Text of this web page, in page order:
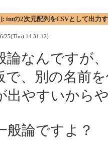
intの2次元配列をCSVとして出力
25(Thu) 14:31:12)
論なんですが、
で、別の名前
出やすいから
般論ですよ？